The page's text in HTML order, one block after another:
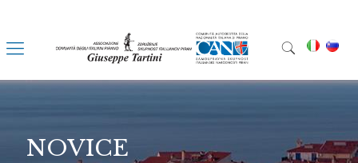
NOVICE